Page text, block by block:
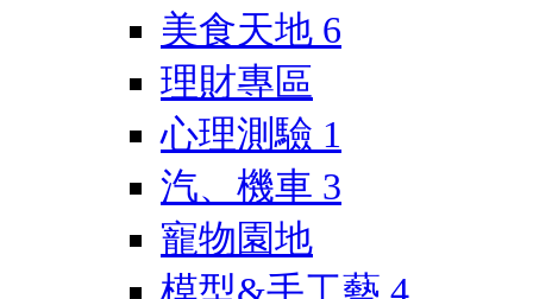
美食天地 6
理財專區
心理測驗 1
汽、機車 3
寵物園地